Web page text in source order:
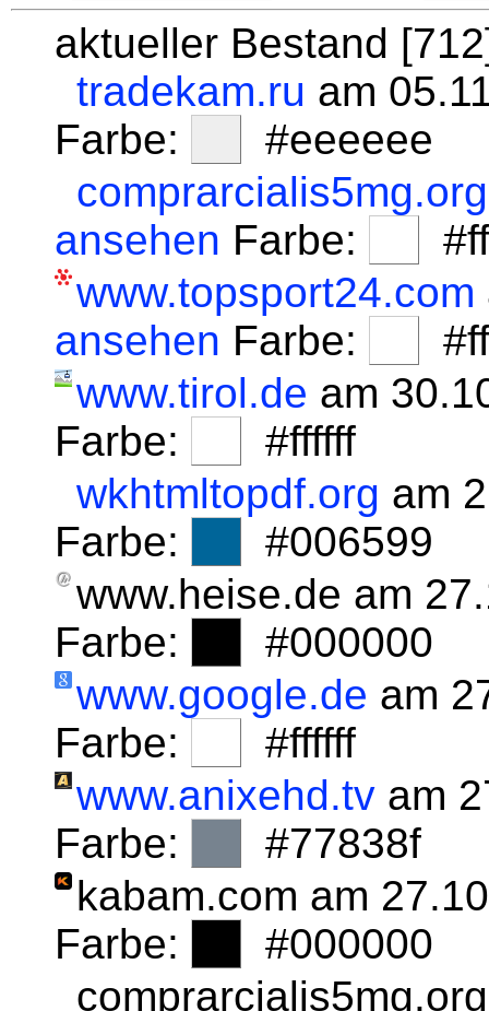
aktueller Bestand
tradekam.ru am
Farbe:
#eeeeee
comprarcialis5mg.org
ansehen Farbe:
www.topsport24.com
ansehen Farbe:
www.tirol.de am
Farbe:
#ffffff
wkhtmltopdf.org am
Farbe:
#006599
www.heise.de am
Farbe:
#000000
www.google.de am
Farbe:
#ffffff
www.anixehd.tv am
Farbe:
#77838f
kabam.com am
Farbe:
#000000